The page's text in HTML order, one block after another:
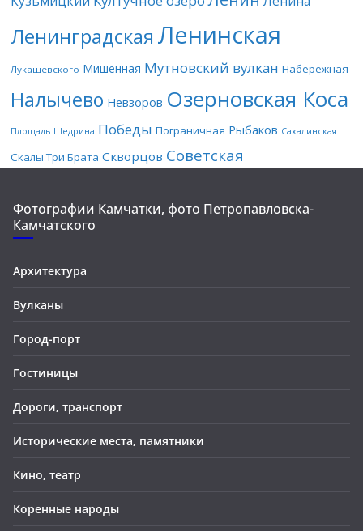
Ленинградская Ленинская
Лукашевского Мишенная Мутновский вулкан Набережная
Налычево Невзоров Озерновская Коса
Площадь Щедрина Победы Пограничная Рыбаков Сахалинская
Скалы Три Брата Скворцов Советская
Фотографии Камчатки, фото Петропавловска-
Камчатского
Архитектура
Вулканы
Город-порт
Гостиницы
Дороги, транспорт
Исторические места, памятники
Кино, театр
Коренные народы